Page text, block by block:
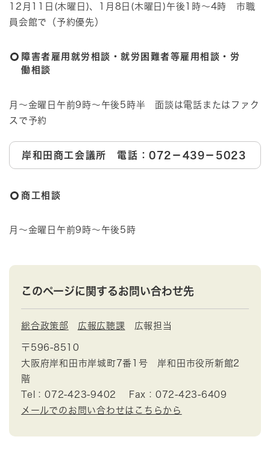
12月11日(木曜日)、1月8日(木曜日)午後1時～4時 市職
員会館で（予約優先）
障害者雇用就労相談・就労困難者等雇用相談・労
働相談
月～金曜日午前9時～午後5時半 面談は電話またはファク
スで予約
岸和田商工会議所 電話：072－439－5023
商工相談
月～金曜日午前9時～午後5時
このページに関するお問い合わせ先
総合政策部 広報広聴課 広報担当
〒596-8510
大阪府岸和田市岸城町7番1号 岸和田市役所新館2
階
Tel：072-423-9402
Fax：072-423-6409
メールでのお問い合わせはこちらから